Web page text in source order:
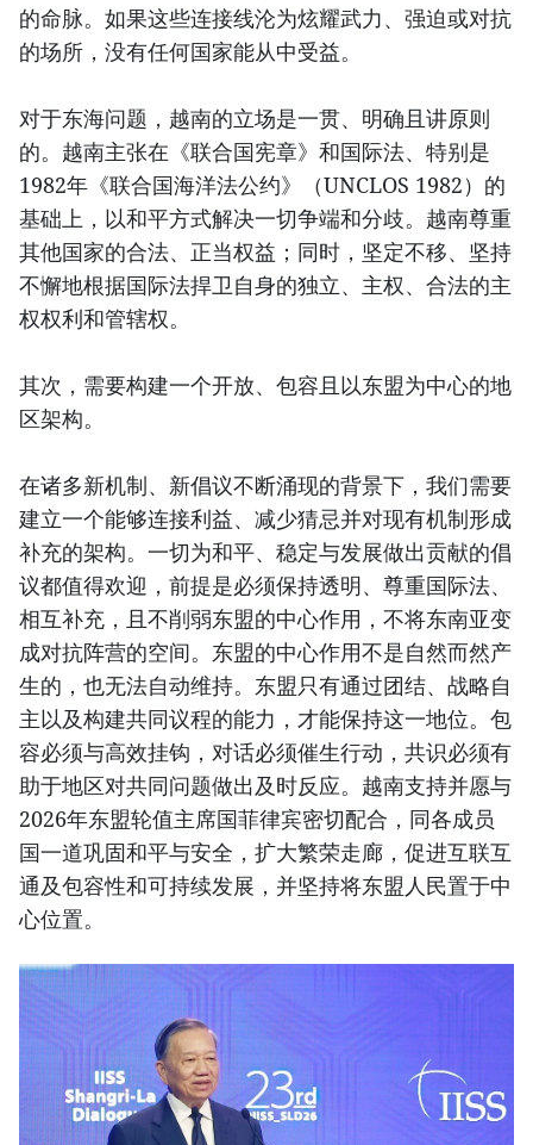
的命脉。如果这些连接线沦为炫耀武力、强迫或对抗
的场所，没有任何国家能从中受益。
对于东海问题，越南的立场是一贯、明确且讲原则
的。越南主张在《联合国宪章》和国际法、特别是
1982年《联合国海洋法公约》（UNCLOS 1982）的
基础上，以和平方式解决一切争端和分歧。越南尊重
其他国家的合法、正当权益；同时，坚定不移、坚持
不懈地根据国际法捍卫自身的独立、主权、合法的主
权权利和管辖权。
其次，需要构建一个开放、包容且以东盟为中心的地
区架构。
在诸多新机制、新倡议不断涌现的背景下，我们需要
建立一个能够连接利益、减少猜忌并对现有机制形成
补充的架构。一切为和平、稳定与发展做出贡献的倡
议都值得欢迎，前提是必须保持透明、尊重国际法、
相互补充，且不削弱东盟的中心作用，不将东南亚变
成对抗阵营的空间。东盟的中心作用不是自然而然产
生的，也无法自动维持。东盟只有通过团结、战略自
主以及构建共同议程的能力，才能保持这一地位。包
容必须与高效挂钩，对话必须催生行动，共识必须有
助于地区对共同问题做出及时反应。越南支持并愿与
2026年东盟轮值主席国菲律宾密切配合，同各成员
国一道巩固和平与安全，扩大繁荣走廊，促进互联互
通及包容性和可持续发展，并坚持将东盟人民置于中
心位置。